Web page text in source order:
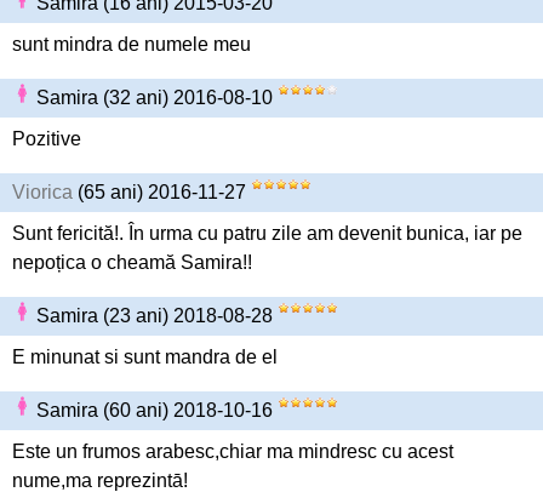
sunt mindra de numele meu
Samira (32 ani) 2016-08-10
Pozitive
Viorica (65 ani) 2016-11-27
Sunt fericită!. În urma cu patru zile am devenit bunica, iar pe
nepoțica o cheamă Samira!!
Samira (23 ani) 2018-08-28
E minunat si sunt mandra de el
Samira (60 ani) 2018-10-16
Este un frumos arabesc,chiar ma mindresc cu acest
nume,ma reprezintā!